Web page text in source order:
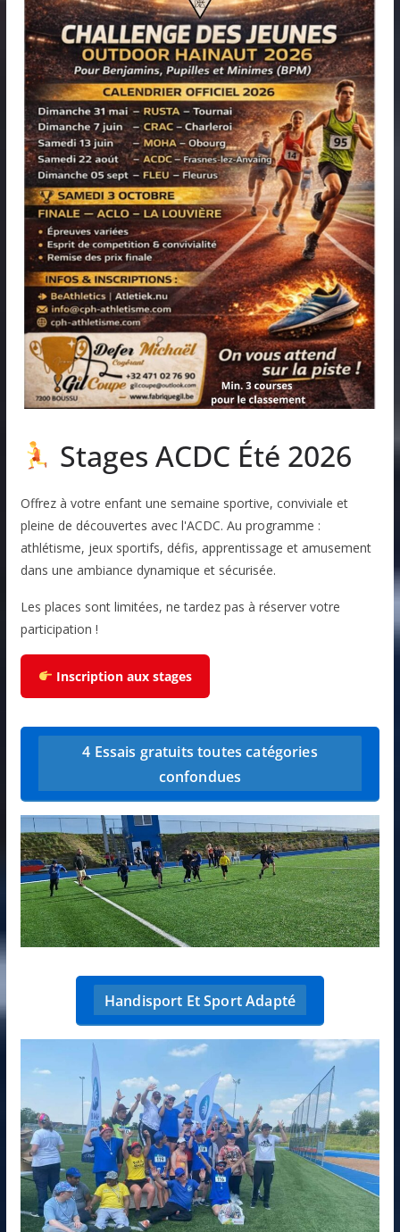
Stages ACDC Été 2026
Offrez à votre enfant une semaine sportive, conviviale et
pleine de découvertes avec l'ACDC. Au programme :
athlétisme, jeux sportifs, défis, apprentissage et amusement
dans une ambiance dynamique et sécurisée.
Les places sont limitées, ne tardez pas à réserver votre
participation !
Inscription aux stages
4 Essais gratuits toutes catégories
confondues
Handisport Et Sport Adapté